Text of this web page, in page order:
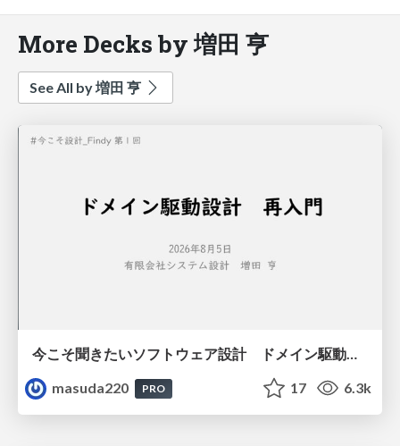
More Decks by 増田 亨
See All by 増田 亨
今こそ聞きたいソフトウェア設計 ドメイン駆動設計再入門
masuda220
PRO 17 6.3k